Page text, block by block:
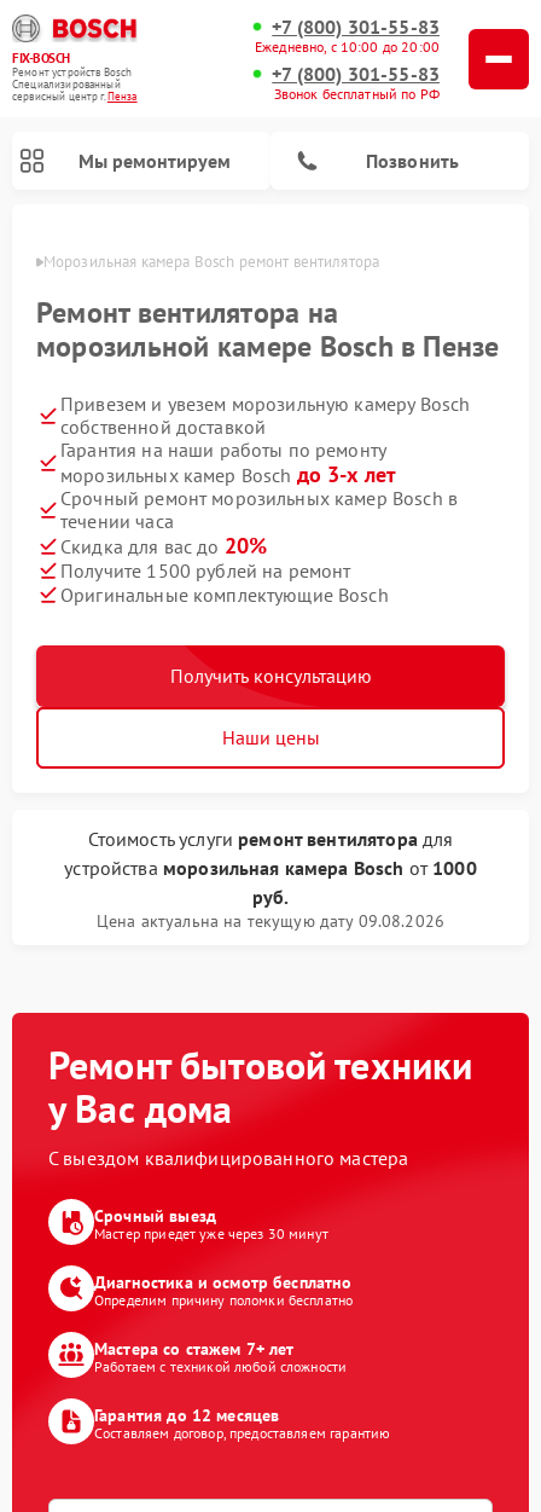
FIX-BOSCH
Ремонт устройств Bosch
Специализированный
cервисный центр г.Пенза
+7 (800) 301-55-83
Ежедневно, с 10:00 до 20:00
+7 (800) 301-55-83
Звонок бесплатный по РФ
Мы ремонтируем Позвонить
Морозильная камера Bosch ремонт вентилятора
Ремонт вентилятора на
морозильной камере Bosch в Пензе
Привезем и увезем морозильную камеру Bosch
собственной доставкой
Гарантия на наши работы по ремонту
морозильных камер Bosch до 3-х лет
Срочный ремонт морозильных камер Bosch в
течении часа
Скидка для вас до 20%
Получите 1500 рублей на ремонт
Оригинальные комплектующие Bosch
Получить консультацию
Наши цены
Стоимость услуги ремонт вентиляторадля
устройства морозильная камера Bosch от 1000
руб.
Цена актуальна на текущую дату 09.08.2026
Ремонт бытовой техники
у Вас дома
С выездом квалифицированного мастера
Срочный выезд
Мастер приедет уже через 30 минут
Диагностика и осмотр бесплатно
Определим причину поломки бесплатно
Мастера со стажем 7+ лет
Работаем с техникой любой сложности
Гарантия до 12 месяцев
Составляем договор, предоставляем гарантию